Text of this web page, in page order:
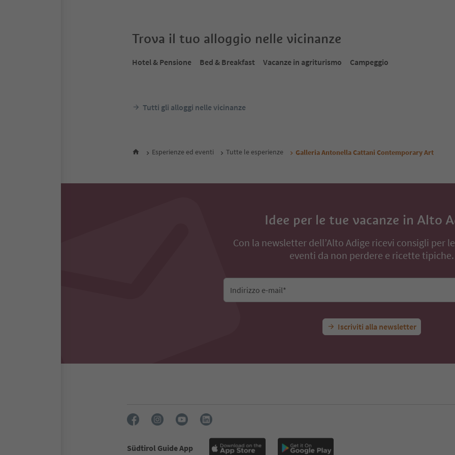
Trova il tuo alloggio nelle vicinanze
Hotel & Pensione Bed & Breakfast Vacanze in agriturismo Campeggio
Tutti gli alloggi nelle vicinanze
Esperienze ed eventi Tutte le esperienze Galleria Antonella Cattani Contemporary Art
Idee per le tue vacanze in Alto
Con la newsletter dell’Alto Adige ricevi consigli per
eventi da non perdere e ricette tipiche.
Indirizzo e-mail*
Iscriviti alla newsletter
Südtirol Guide App